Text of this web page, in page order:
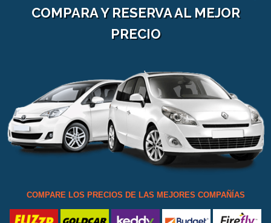
COMPARA Y RESERVA AL MEJOR
PRECIO
COMPARE LOS PRECIOS DE LAS MEJORES COMPAÑÍAS